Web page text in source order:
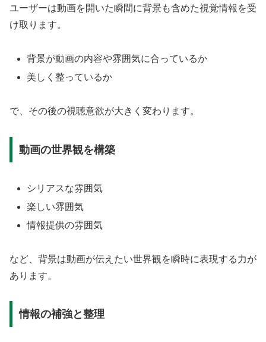
ユーザーは動画を開いた瞬間に背景も含めた視覚情報を受
け取ります。
背景が動画の内容や雰囲気に合っているか
美しく整っているか
で、その後の視聴意欲が大きく変わります。
動画の世界観を構築
シリアスな雰囲気
楽しい雰囲気
情報提供の雰囲気
など、背景は動画が伝えたい世界観を瞬時に表現する力が
あります。
情報の補強と整理